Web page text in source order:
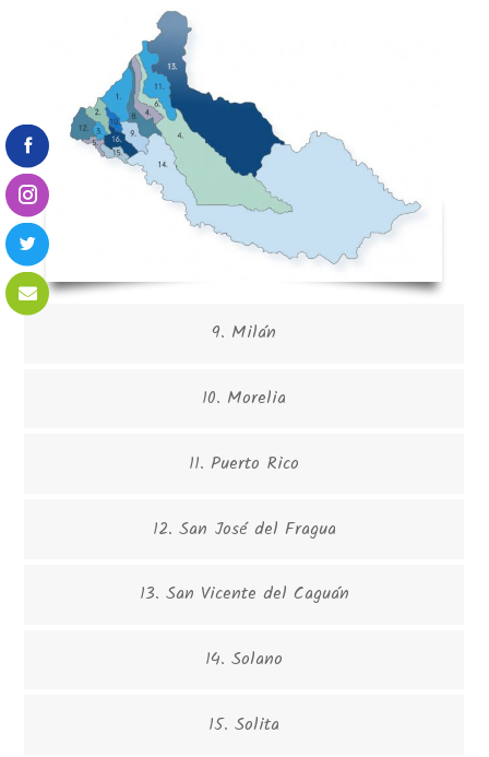
9. Milán
10. Morelia
11. Puerto Rico
12. San José del Fragua
13. San Vicente del Caguán
14. Solano
15. Solita